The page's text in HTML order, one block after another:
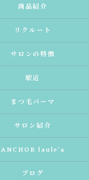
商品紹介
リクルート
サロンの特徴
駅近
まつ毛パーマ
サロン紹介
ANCHOR laule'a
ブログ